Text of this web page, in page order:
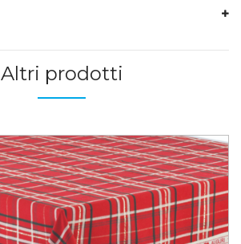
Altri prodotti